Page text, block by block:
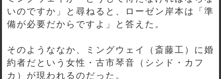
いのですか」と尋ねると、ローゼン岸本は「準
備が必要だからですよ」と答えた。
そのようななか、ミングウェイ（斎藤工）に婚
約者だという女性・古市琴音（シシド・カフ
カ）が現われるのだった。